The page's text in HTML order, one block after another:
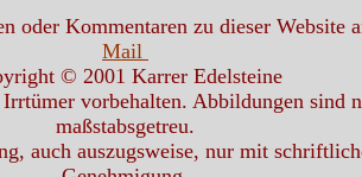
oder Kommentaren zu dieser Website
Mail
© 2001 Karrer Edelsteine
vorbehalten. Abbildungen sind
maßstabsgetreu.
auch auszugsweise, nur mit